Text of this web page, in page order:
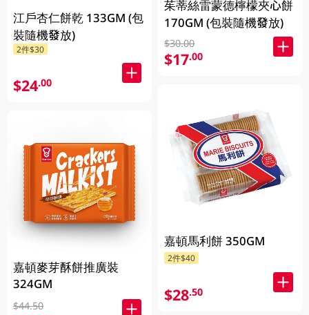
江戶杏仁餅乾 133GM (包
裝隨機發放)
2件$30
$24.00
嘉頓麥芽酥餅推廣裝
324GM
$44.50
茱蒂絲雷蒙德檸檬夾心餅
170GM (包裝隨機發放)
$30.00
$17.00
嘉頓馬利餅 350GM
2件$40
$28.50